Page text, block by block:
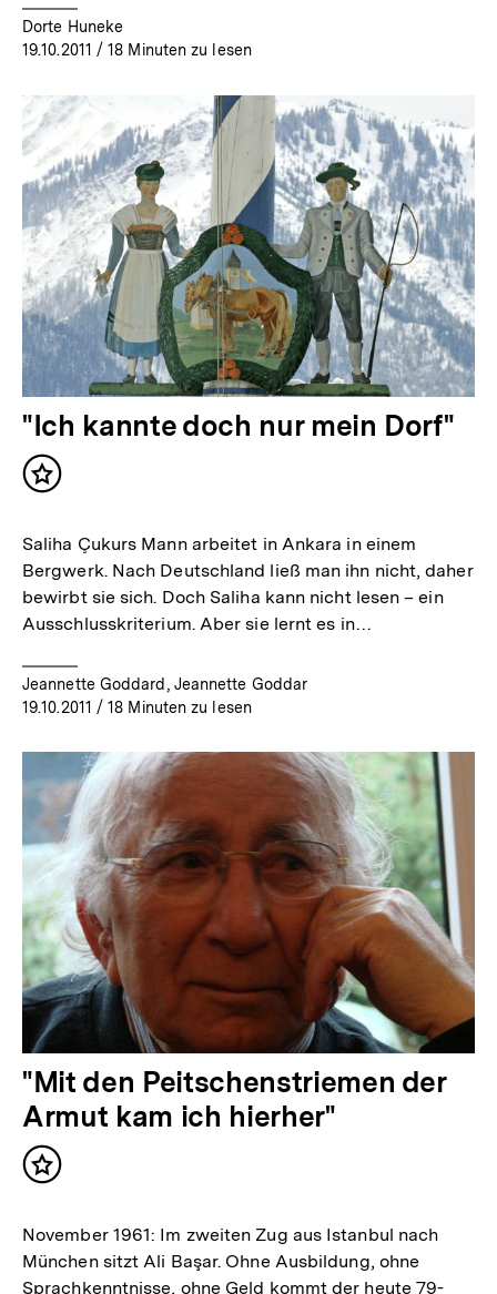
Dorte Huneke
19.10.2011 / 18 Minuten zu lesen
"Ich kannte doch nur mein Dorf"
Inhalt
Saliha Çukurs Mann arbeitet in Ankara in einem
Bergwerk. Nach Deutschland ließ man ihn nicht, daher
bewirbt sie sich. Doch Saliha kann nicht lesen – ein
Ausschlusskriterium. Aber sie lernt es in…
Jeannette Goddard, Jeannette Goddar
19.10.2011 / 18 Minuten zu lesen
"Mit den Peitschenstriemen der
Armut kam ich hierher"
Inhalt
November 1961: Im zweiten Zug aus Istanbul nach
München sitzt Ali Başar. Ohne Ausbildung, ohne
Sprachkenntnisse, ohne Geld kommt der heute 79-